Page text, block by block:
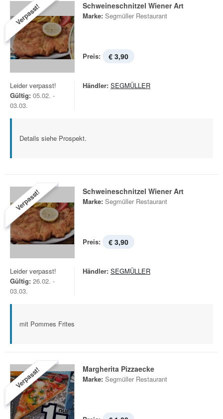
Verpasst! Schweineschnitzel Wiener Art
Marke: Segmüller Restaurant
Preis: € 3,90
Leider verpasst!
Gültig: 05.02. -
03.03.
Händler: SEGMÜLLER
Details siehe Prospekt.
Verpasst! Schweineschnitzel Wiener Art
Marke: Segmüller Restaurant
Preis: € 3,90
Leider verpasst!
Gültig: 26.02. -
03.03.
Händler: SEGMÜLLER
mit Pommes Frites
Verpasst! Margherita Pizzaecke
Marke: Segmüller Restaurant